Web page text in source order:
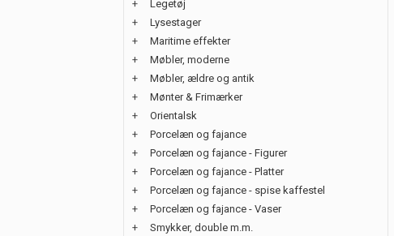
+
Legetøj
+
Lysestager
+
Maritime effekter
+
Møbler, moderne
+
Møbler, ældre og antik
+
Mønter & Frimærker
+
Orientalsk
+
Porcelæn og fajance
+
Porcelæn og fajance - Figurer
+
Porcelæn og fajance - Platter
+
Porcelæn og fajance - spise kaffestel
+
Porcelæn og fajance - Vaser
+
Smykker, double m.m.